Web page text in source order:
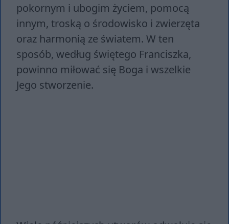
pokornym i ubogim życiem, pomocą
innym, troską o środowisko i zwierzęta
oraz harmonią ze światem. W ten
sposób, według świętego Franciszka,
powinno miłować się Boga i wszelkie
Jego stworzenie.